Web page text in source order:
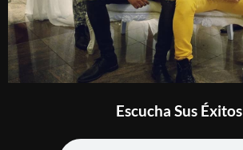
Escucha Sus Éxitos